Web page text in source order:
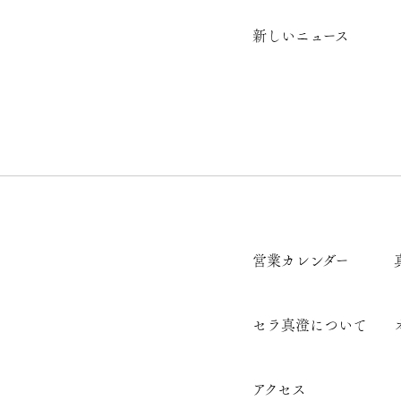
新しいニュース
営業カレンダー
セラ真澄について
アクセス